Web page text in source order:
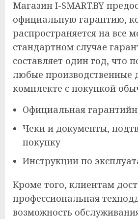
Магазин I-SMART.BY
официальную гарантию,
распространяется на все
стандартном случае
составляет один год, что
любые производственные
комплекте с покупкой
Официальная
Чеки и документы,
покупку
Инструкции по
Кроме того, клиентам
профессиональная
возможность